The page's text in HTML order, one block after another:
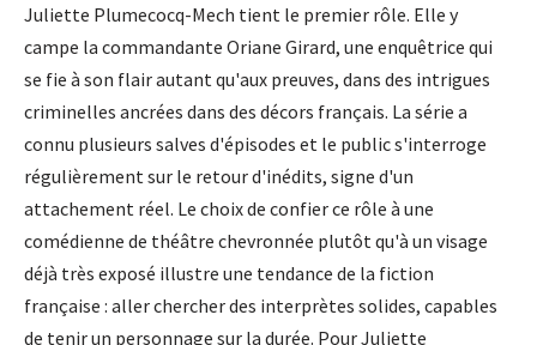
Juliette Plumecocq-Mech tient le premier rôle. Elle y
campe la commandante Oriane Girard, une enquêtrice qui
se fie à son flair autant qu'aux preuves, dans des intrigues
criminelles ancrées dans des décors français. La série a
connu plusieurs salves d'épisodes et le public s'interroge
régulièrement sur le retour d'inédits, signe d'un
attachement réel. Le choix de confier ce rôle à une
comédienne de théâtre chevronnée plutôt qu'à un visage
déjà très exposé illustre une tendance de la fiction
française : aller chercher des interprètes solides, capables
de tenir un personnage sur la durée. Pour Juliette